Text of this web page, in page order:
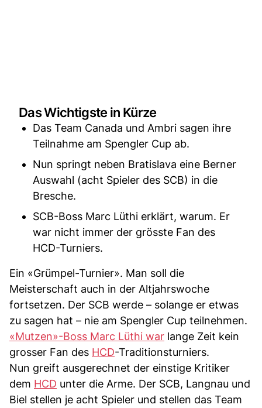
Das Wichtigste in Kürze
Das Team Canada und Ambri sagen ihre
Teilnahme am Spengler Cup ab.
Nun springt neben Bratislava eine Berner
Auswahl (acht Spieler des SCB) in die
Bresche.
SCB-Boss Marc Lüthi erklärt, warum. Er
war nicht immer der grösste Fan des
HCD-Turniers.
Ein «Grümpel-Turnier». Man soll die
Meisterschaft auch in der Altjahrswoche
fortsetzen. Der SCB werde – solange er etwas
zu sagen hat – nie am Spengler Cup teilnehmen.
«Mutzen»-Boss Marc Lüthi war lange Zeit kein
grosser Fan des HCD-Traditionsturniers.
Nun greift ausgerechnet der einstige Kritiker
dem HCD unter die Arme. Der SCB, Langnau und
Biel stellen je acht Spieler und stellen das Team